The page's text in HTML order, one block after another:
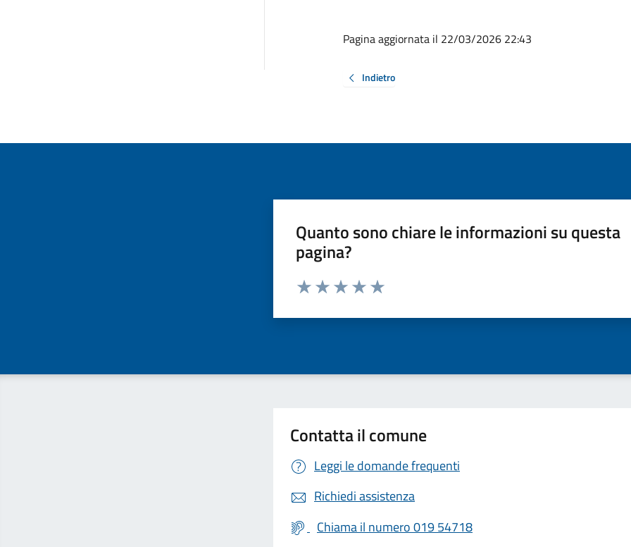
Pagina aggiornata il 22/03/2026 22:43
Indietro
Quanto sono chiare le informazioni su questa
pagina?
Valuta da 1 a 5 stelle la pagina
Contatta il comune
Leggi le domande frequenti
Richiedi assistenza
Chiama il numero 019 54718